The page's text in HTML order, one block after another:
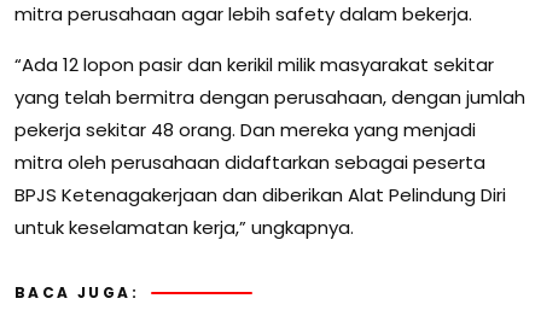
mitra perusahaan agar lebih safety dalam bekerja.
“Ada 12 lopon pasir dan kerikil milik masyarakat sekitar
yang telah bermitra dengan perusahaan, dengan jumlah
pekerja sekitar 48 orang. Dan mereka yang menjadi
mitra oleh perusahaan didaftarkan sebagai peserta
BPJS Ketenagakerjaan dan diberikan Alat Pelindung Diri
untuk keselamatan kerja,” ungkapnya.
BACA JUGA: